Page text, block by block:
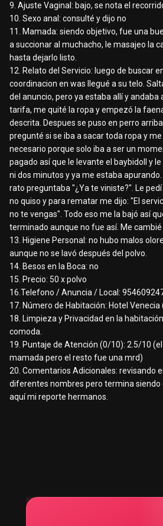
9. Ajuste Vaginal: bajo, se nota el
10. Sexo anal: consulté y dijo no
11. Mamada: siendo objetivo, fue una
a succionar al muchacho, le masajeo la
hasta dejarlo listo.
12. Relato del Servicio: luego de buscar
coordinacion en was llegué a su telo.
del anuncio, pero ya estaba allí y andaba
tarifa, me quité la ropa y empezó la
descrita. Despues se puso en perro
pregunté si se iba a sacar toda ropa y
necesario porque solo iba a ser un
pagado así que le levante el baybidoll y
ni dos minutos y ya me estaba
rato preguntaba "¿Ya te viniste?". Le
no quiso y para rematar me dijo: "El
no te vengas". Todo eso me la bajó así
terminado aunque no fue así. Me cambié
13. Higiene Personal: no hubo malos
aunque no se lavó después del polvo.
14. Besos en la Boca: no
15. Precio: 50 x polvo
16.Telefono / Anuncia / Local:
17. Número de Habitación: Hotel Venecia
18. Limpieza y Privacidad en la
comoda.
19. Puntaje de Atención (0/10): 2.5/10
mamada pero el resto fue una mrd)
20. Comentarios Adicionales: revisando
diferentes nombres pero termina
aquí mi reporte hermanos.